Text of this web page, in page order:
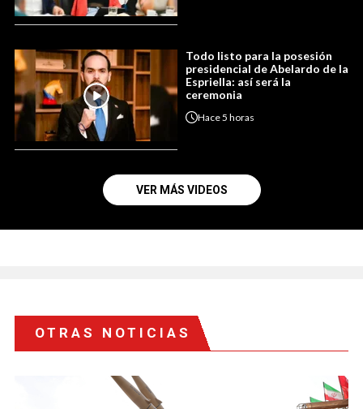
Todo listo para la posesión
presidencial de Abelardo de la
Espriella: así será la
ceremonia
Hace5 horas
VER MÁS VIDEOS
OTRAS NOTICIAS